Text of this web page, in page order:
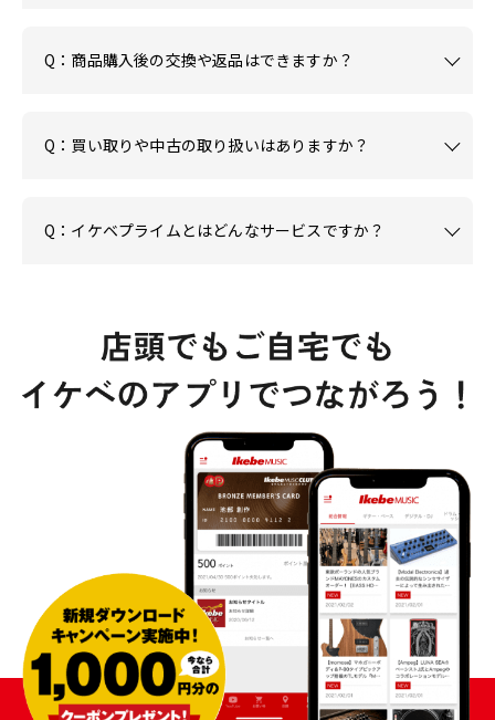
Q：商品購入後の交換や返品はできますか？
Q：買い取りや中古の取り扱いはありますか？
Q：イケベプライムとはどんなサービスですか？